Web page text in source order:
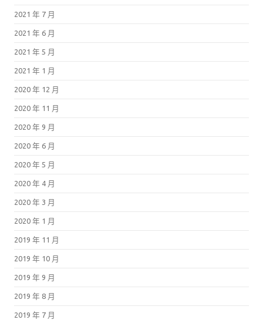
2021 年 7 月
2021 年 6 月
2021 年 5 月
2021 年 1 月
2020 年 12 月
2020 年 11 月
2020 年 9 月
2020 年 6 月
2020 年 5 月
2020 年 4 月
2020 年 3 月
2020 年 1 月
2019 年 11 月
2019 年 10 月
2019 年 9 月
2019 年 8 月
2019 年 7 月